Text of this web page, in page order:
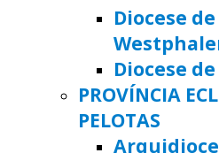
Diocese
Diocese
PROVÍNCIA
PELOTAS